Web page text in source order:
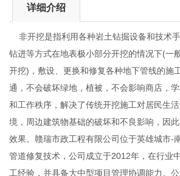
详细介绍
非开挖是指利用各种岩土钻掘设备和技术
钻进等方式在地表极小部分开挖的情况下(一
开挖)，敷设、更换和修复各种地下管线的施
通，不会破坏绿地，植被，不会影响商店，
和工作秩序，解决了传统开挖施工对居民生
境，周边建筑物基础的破坏和不良影响，因
效果。赣瑞市政工程有限公司位于英雄城市-
管道修复技术，公司成立于2012年，在行业
工经验，并具备大中型项目管理协调能力。